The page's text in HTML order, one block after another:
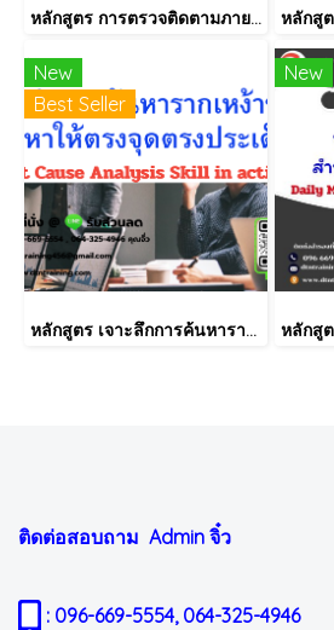
หลักสูตร การตรวจติดตามภายใน INTERNAL AUDIT ISO9001:2015
New
Best Seller
หลักสูตร เจาะลึกการค้นหารากเหง้าของปัญหาให้ตรงจุดตรงประเด็น (Root Cause Analysis Skill in action)
New
ติดต่อสอบถาม Admin จิ๋ว
: 096-669-5554, 064-325-4946